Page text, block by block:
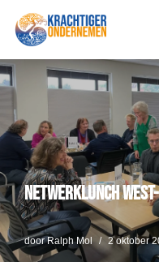
Ga
naar
de
Netwerklunch
doorRalph Mol 2 oktober